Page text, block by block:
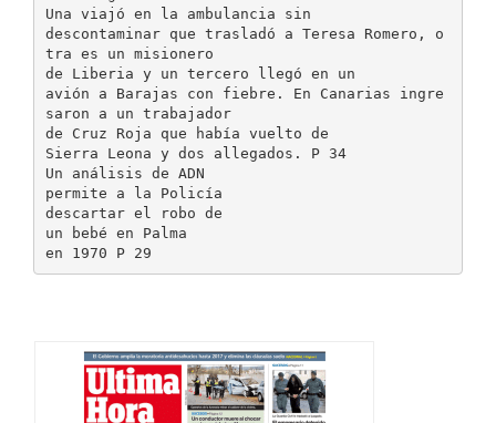
Una viajó en la ambulancia sin
descontaminar que trasladó a Teresa Romero, o
tra es un misionero
de Liberia y un tercero llegó en un
avión a Barajas con fiebre. En Canarias ingre
saron a un trabajador
de Cruz Roja que había vuelto de
Sierra Leona y dos allegados. P 34
Un análisis de ADN
permite a la Policía
descartar el robo de
un bebé en Palma